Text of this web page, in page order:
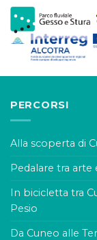
PERCORSI
Alla scoperta di
Pedalare tra arte
In bicicletta tra
Pesio
Da Cuneo alle